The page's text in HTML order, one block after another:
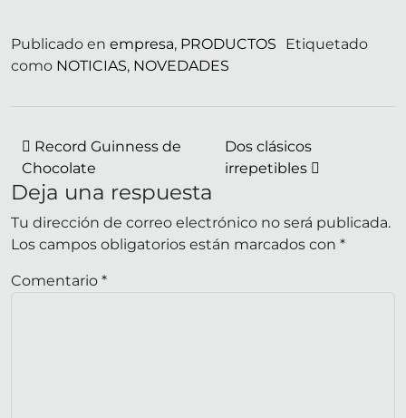
Publicado en empresa, PRODUCTOS
Etiquetado
como NOTICIAS, NOVEDADES
Navegación de entradas
Record Guinness de
Chocolate
Dos clásicos
irrepetibles
Deja una respuesta
Tu dirección de correo electrónico no será publicada.
Los campos obligatorios están marcados con *
Comentario *